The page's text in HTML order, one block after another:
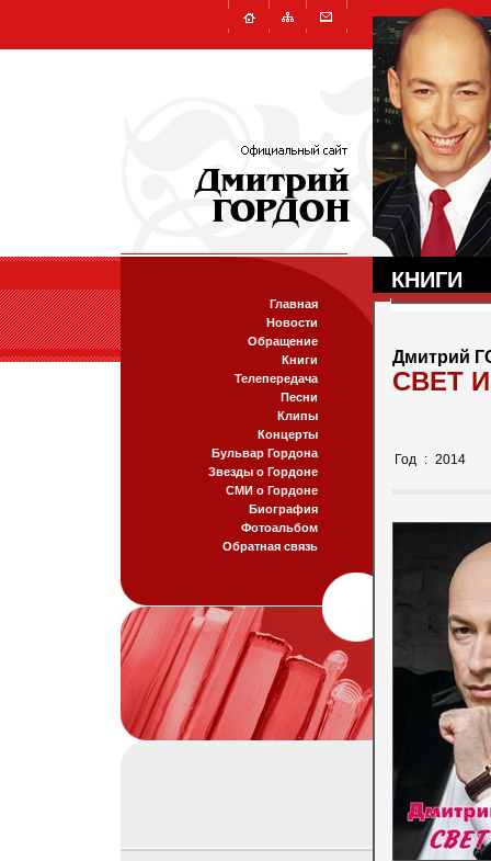
Главная
Новости
Обращение
Книги
Телепередача
Песни
Клипы
Концерты
Бульвар Гордона
Звезды о Гордоне
СМИ о Гордоне
Биография
Фотоальбом
Обратная связь
КНИГИ
Дмитрий
СВЕТ
Год : 2014